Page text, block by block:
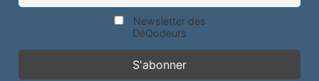
Newsletter des
DéQodeurs